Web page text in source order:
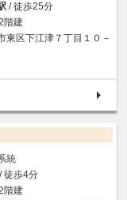
/ 徒歩25分
階建
東区下江津７丁目１０－
統
/ 徒歩4分
階建